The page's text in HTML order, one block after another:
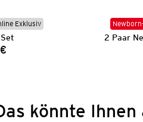
Exklusiv
2 Paar
könnte